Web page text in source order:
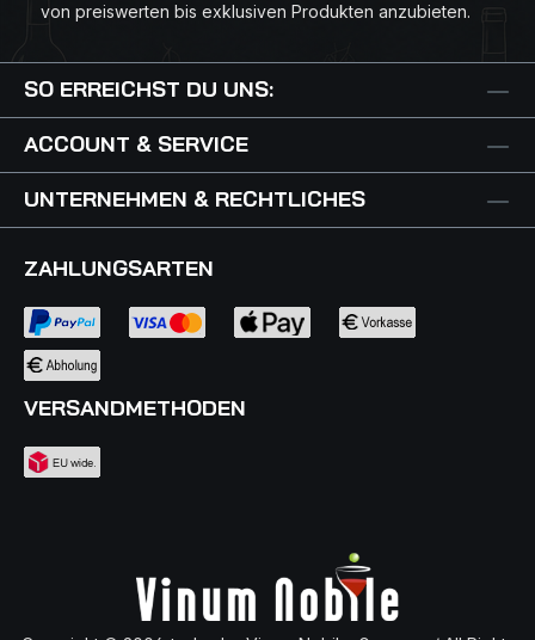
von preiswerten bis exklusiven Produkten anzubieten.
SO ERREICHST DU UNS:
ACCOUNT & SERVICE
UNTERNEHMEN & RECHTLICHES
ZAHLUNGSARTEN
VERSANDMETHODEN